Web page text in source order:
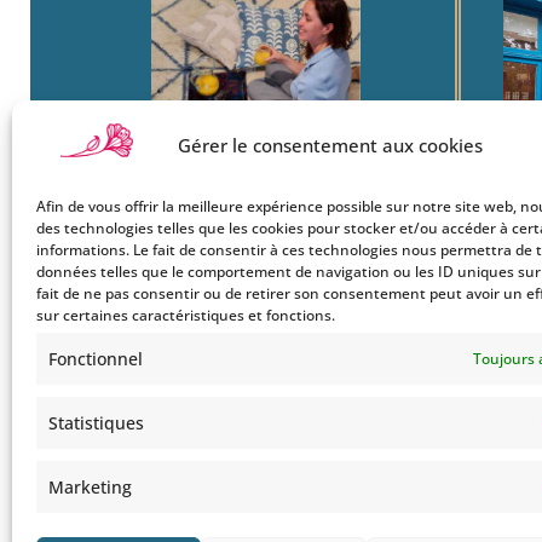
Gérer le consentement aux cookies
Afin de vous offrir la meilleure expérience possible sur notre site web,
des technologies telles que les cookies pour stocker et/ou accéder à
informations. Le fait de consentir à ces technologies nous permettra de
données telles que le comportement de navigation ou les ID uniques sur
fait de ne pas consentir ou de retirer son consentement peut avoir un
sur certaines caractéristiques et fonctions.
Fonctionnel Toujours
Statistiques
Marketing
Boutique
Mon Compte
Le Style Bohemians
22